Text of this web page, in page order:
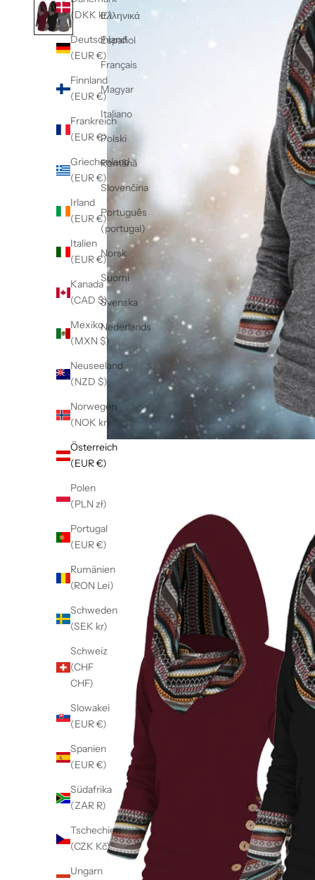
(DKK kr.)
Deutschland
(EUR €)
Finnland
(EUR €)
Frankreich
(EUR €)
Griechenland
(EUR €)
Irland
(EUR €)
Italien
(EUR €)
Kanada
(CAD $)
Mexiko
(MXN $)
Neuseeland
(NZD $)
Norwegen
(NOK kr)
Österreich
(EUR €)
Polen
(PLN zł)
Portugal
(EUR €)
Rumänien
(RON Lei)
Schweden
(SEK kr)
Schweiz
(CHF
CHF)
Slowakei
(EUR €)
Spanien
(EUR €)
Südafrika
(ZAR R)
Tschechien
(CZK Kč)
Ungarn
Ελληνικά
Español
Français
Magyar
Italiano
Polski
Română
Slovenčina
Português
(portugal)
Norsk
Suomi
Svenska
Nederlands